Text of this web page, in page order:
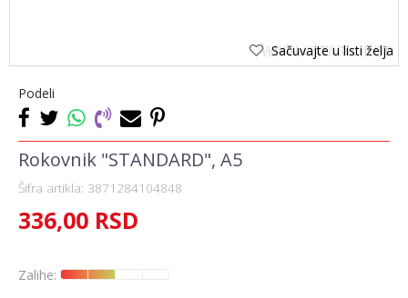
Sačuvajte u listi želja
Podeli
Rokovnik "STANDARD", A5
Šifra artikla: 3871284104848
336,00 RSD
Zalihe: